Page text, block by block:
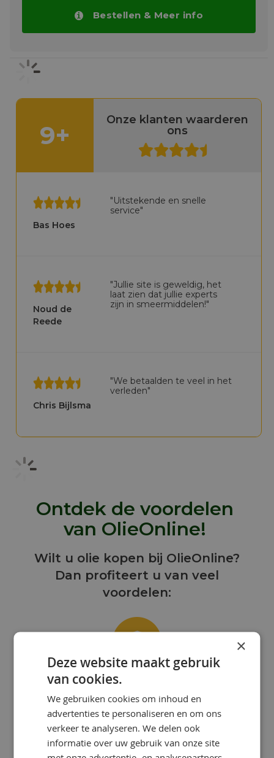
voorbeelden zijn tandwielkasten met lage
snelheid bij frequent start/stop bedrijf.
en onder hoge druk werken. Voor zwaar
belaste tand- en wormwieloverbrengingen
WE aanbevolen. Voor tandwielkasten met
carters worden de oliën van Shell Omala 'G'
aanbevolen. Voor hypoidoverbrengingen in
voertuigen worden best de geschikte oliën
van het type Shell Spirax toegepast.
Meer info
Bestellen & Meer info
9+
Onze klanten waarderen
ons
Bas Hoes
"Uitstekende en snelle
service"
Noud de
Reede
"Jullie site is geweldig, het
laat zien dat jullie experts
zijn in smeermiddelen!"
Chris Bijlsma
"We betaalden te veel in het
verleden"
Ontdek de voordelen
van OlieOnline!
Wilt u olie kopen bij OlieOnline?
Dan profiteert u van veel
voordelen:
ONZE KENNIS IS UW KRACHT!
Bij OlieOnline hebben we een team
van gepassioneerde smeermiddelen-
specialisten met uitgebreide kennis en
ervaring.
×
Deze website maakt gebruik
van cookies.
We gebruiken cookies om inhoud en
advertenties te personaliseren en om ons
verkeer te analyseren. We delen ook
informatie over uw gebruik van onze site